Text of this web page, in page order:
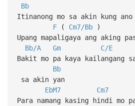
Bb
Itinanong mo sa akin kung
F( Cm7/Bb)
Upang mapaligaya ang aking
Bb/A
Gm C/E
Bakit mo pa kaya kailangang
Bb
sa akin yan
EbM7
Cm7
Para namang kasing hindi mo